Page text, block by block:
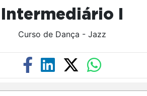
Intermediário I
Curso de Dança - Jazz